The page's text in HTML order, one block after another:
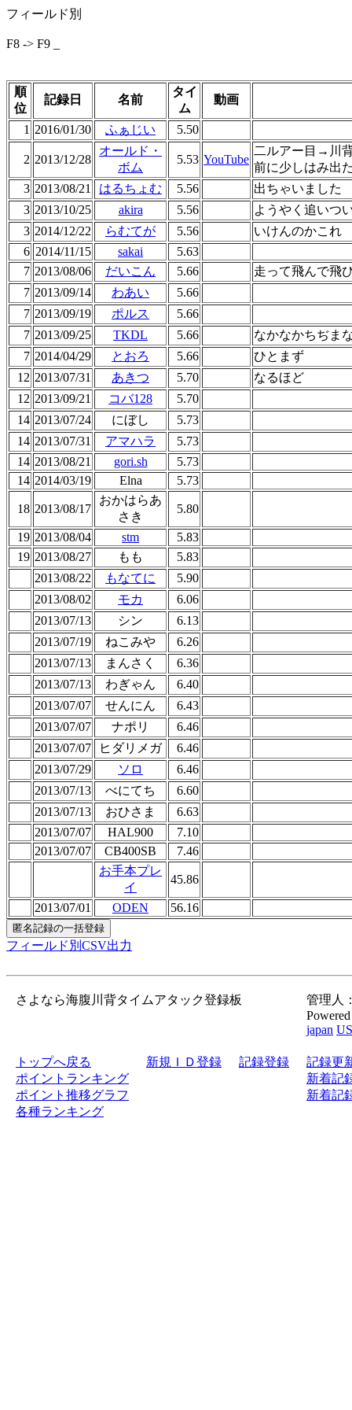
フィールド別
F8 -> F9 _
順
位
記録日 名前
タイ
ム
動画
1 2016/01/30 ふぁじい 5.50
2 2013/12/28
オールド・
ボム
5.53 YouTube
二ルアー目→川
前に少しはみ出
3 2013/08/21 はるちょむ 5.56
出ちゃいました
3 2013/10/25 akira 5.56
ようやく追いつ
3 2014/12/22 らむてが 5.56
いけんのかこれ
6 2014/11/15 sakai
5.63
7 2013/08/06 だいこん 5.66
走って飛んで飛
7 2013/09/14 わあい
5.66
7 2013/09/19 ポルス
5.66
7 2013/09/25 TKDL 5.66
なかなかちぢま
7 2014/04/29 とおろ 5.66
ひとまず
12 2013/07/31 あきつ 5.70
なるほど
12 2013/09/21 コバ128
5.70
14 2013/07/24 にぼし
5.73
14 2013/07/31 アマハラ
5.73
14 2013/08/21 gori.sh
5.73
14 2014/03/19 Elna 5.73
18 2013/08/17
おかはらあ
さき
5.80
19 2013/08/04 stm
5.83
19 2013/08/27 もも
5.83
2013/08/22
もなてに
5.90
2013/08/02
モカ
6.06
2013/07/13
シン
6.13
2013/07/19
ねこみや
6.26
2013/07/13
まんさく
6.36
2013/07/13
わぎゃん
6.40
2013/07/07
せんにん
6.43
2013/07/07
ナポリ
6.46
2013/07/07
ヒダリメガ
6.46
2013/07/29
ソロ
6.46
2013/07/13
べにてち
6.60
2013/07/13
おひさま
6.63
2013/07/07
HAL900
7.10
2013/07/07
CB400SB
7.46
お手本プレ
イ
45.86
2013/07/01 ODEN 56.16
フィールド別CSV出力
さよなら海腹川背タイムアタック登録板
管理人
japan
トップへ戻る
ポイントランキング
ポイント推移グラフ
各種ランキング
新規ＩＤ登録 記録登録
記録更
新着記
新着記